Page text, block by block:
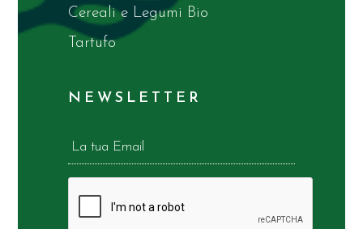
Cereali e Legumi Bio
Tartufo
NEWSLETTER